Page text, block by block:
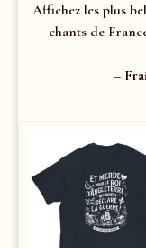
Affichez les plus
chants de
–